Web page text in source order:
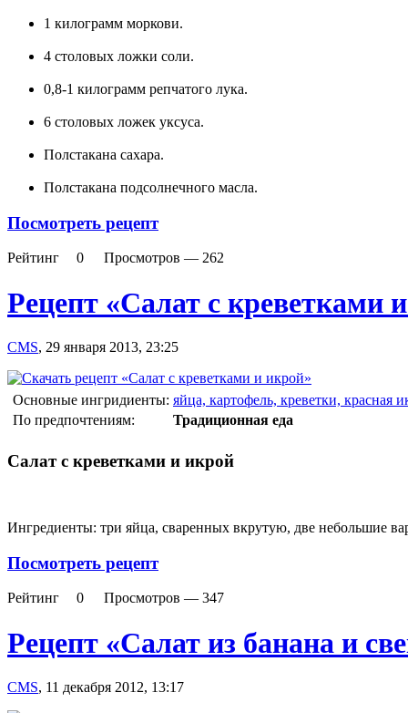
1 килограмм моркови.
4 столовых ложки соли.
0,8-1 килограмм репчатого лука.
6 столовых ложек уксуса.
Полстакана сахара.
Полстакана подсолнечного масла.
Посмотреть рецепт
Рейтинг 0 Просмотров — 262
Рецепт «Салат с креветками
CMS, 29 января 2013, 23:25
Основные ингридиенты: яйца, картофель, креветки, красная
По предпочтениям:
Традиционная еда
Салат с креветками и икрой
Ингредиенты: три яйца, сваренных вкрутую, две небольшие
Посмотреть рецепт
Рейтинг 0 Просмотров — 347
Рецепт «Салат из банана и
CMS, 11 декабря 2012, 13:17